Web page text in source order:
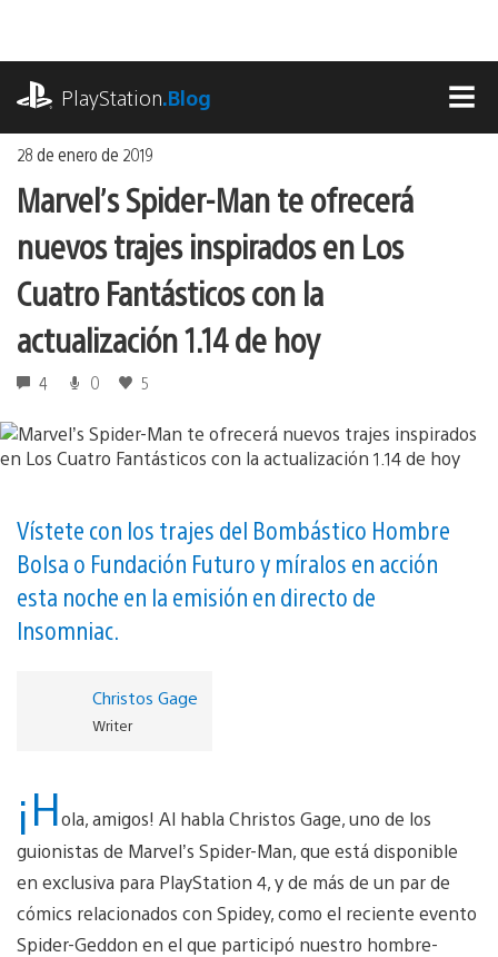
contenido
PlayStation.Blog
28 de enero de 2019
Marvel’s Spider-Man te ofrecerá
nuevos trajes inspirados en Los
Cuatro Fantásticos con la
actualización 1.14 de hoy
4 0 5
Vístete con los trajes del Bombástico Hombre
Bolsa o Fundación Futuro y míralos en acción
esta noche en la emisión en directo de
Insomniac.
Christos Gage
Writer
¡Hola, amigos! Al habla Christos Gage, uno de los
guionistas de Marvel’s Spider-Man, que está disponible
en exclusiva para PlayStation 4, y de más de un par de
cómics relacionados con Spidey, como el reciente evento
Spider-Geddon en el que participó nuestro hombre-